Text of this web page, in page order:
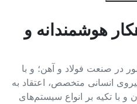
هوشمندانه و
از ۳۰ سال حضور در صنعت فولاد و آهن؛ و با
انسانی متخصص، اعتقاد به
با تکیه بر انواع سیستم‌های